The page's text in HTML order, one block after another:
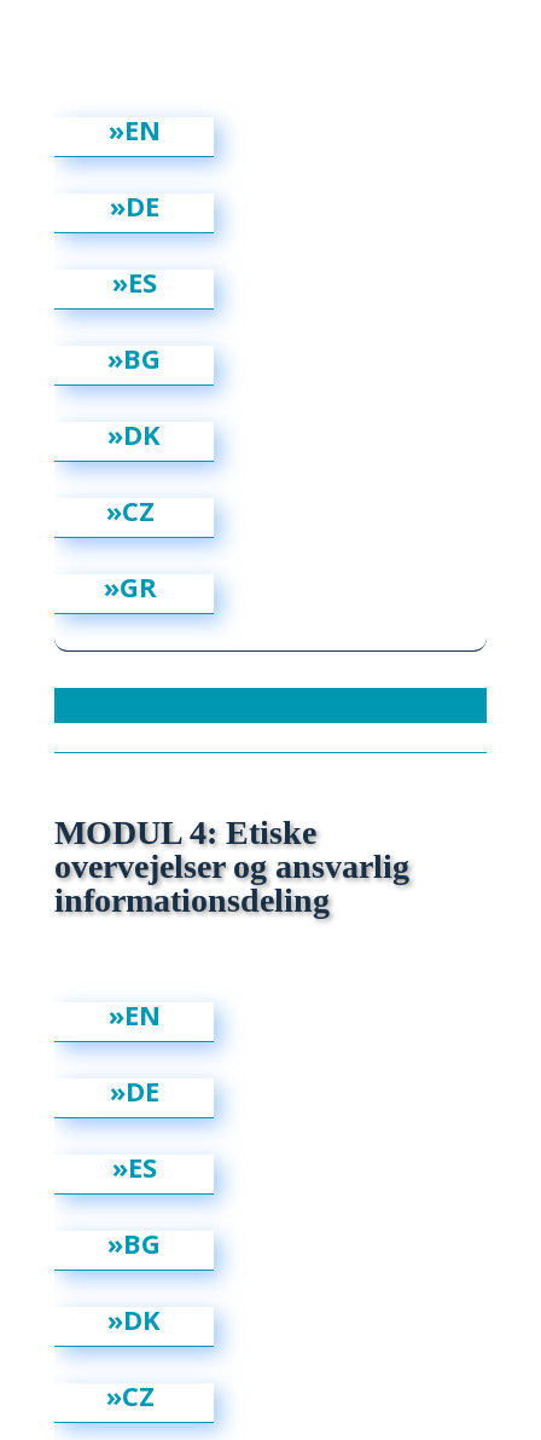
»EN
»DE
»ES
»BG
»DK
»CZ
»GR
MODUL 4: Etiske
overvejelser og ansvarlig
informationsdeling
»EN
»DE
»ES
»BG
»DK
»CZ